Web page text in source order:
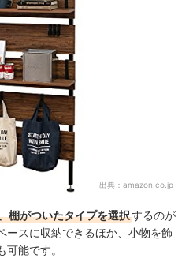
出典： amazon.co.jp
棚がついたタイプを選択するのが
ースに収納できるほか、小物を飾
能です。